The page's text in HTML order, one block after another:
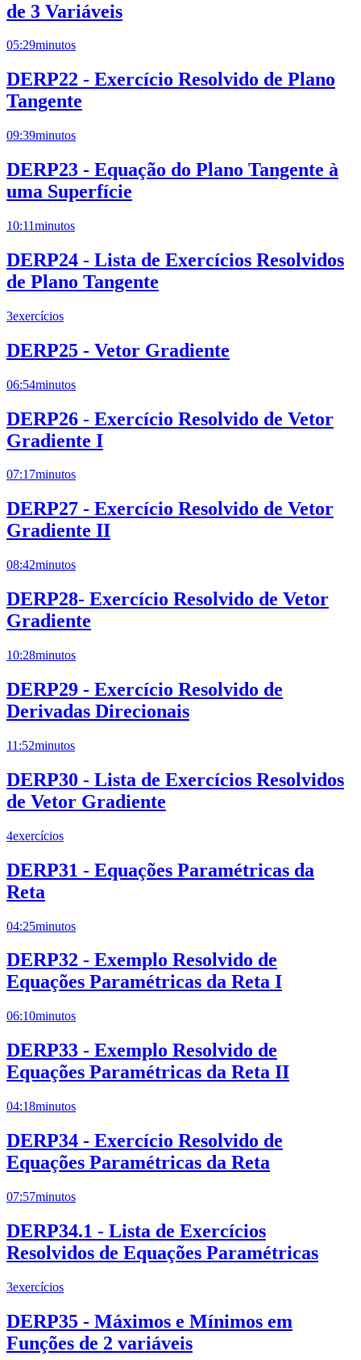
de 3 Variáveis
05:29minutos
DERP22 - Exercício Resolvido de Plano
Tangente
09:39minutos
DERP23 - Equação do Plano Tangente à
uma Superfície
10:11minutos
DERP24 - Lista de Exercícios Resolvidos
de Plano Tangente
3exercícios
DERP25 - Vetor Gradiente
06:54minutos
DERP26 - Exercício Resolvido de Vetor
Gradiente I
07:17minutos
DERP27 - Exercício Resolvido de Vetor
Gradiente II
08:42minutos
DERP28- Exercício Resolvido de Vetor
Gradiente
10:28minutos
DERP29 - Exercício Resolvido de
Derivadas Direcionais
11:52minutos
DERP30 - Lista de Exercícios Resolvidos
de Vetor Gradiente
4exercícios
DERP31 - Equações Paramétricas da
Reta
04:25minutos
DERP32 - Exemplo Resolvido de
Equações Paramétricas da Reta I
06:10minutos
DERP33 - Exemplo Resolvido de
Equações Paramétricas da Reta II
04:18minutos
DERP34 - Exercício Resolvido de
Equações Paramétricas da Reta
07:57minutos
DERP34.1 - Lista de Exercícios
Resolvidos de Equações Paramétricas
3exercícios
DERP35 - Máximos e Mínimos em
Funções de 2 variáveis